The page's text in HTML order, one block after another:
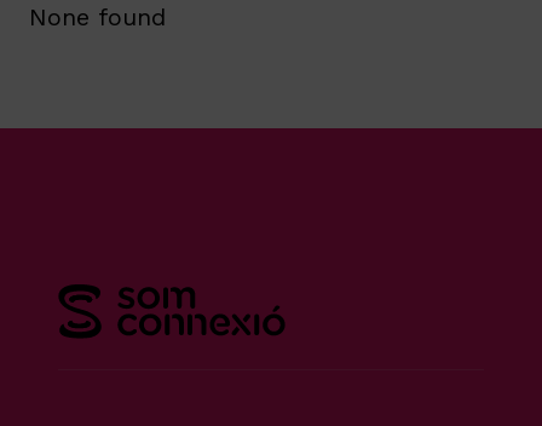
None found